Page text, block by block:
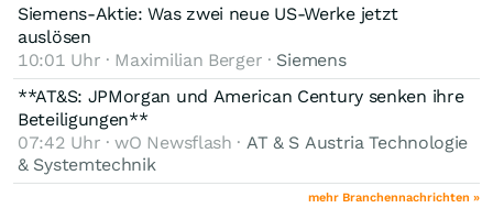
Siemens-Aktie: Was zwei neue US-Werke jetzt
auslösen
10:01 Uhr · Maximilian Berger · Siemens
**AT&S: JPMorgan und American Century senken ihre
Beteiligungen**
07:42 Uhr · wO Newsflash · AT & S Austria Technologie
& Systemtechnik
mehr Branchennachrichten »